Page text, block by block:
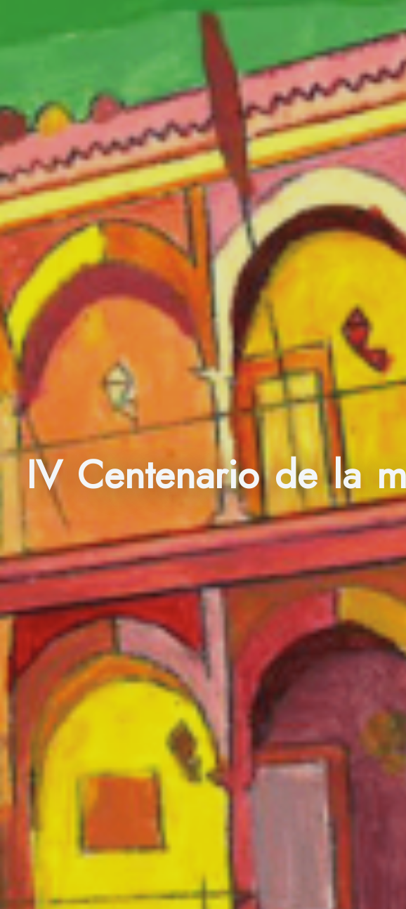
IV Centenario de la